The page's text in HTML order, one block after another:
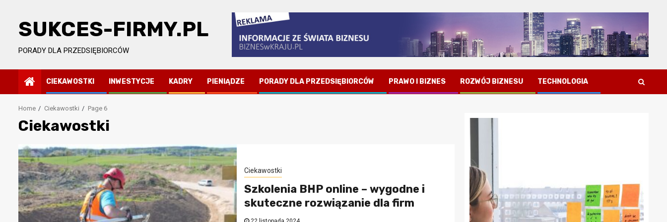
contentSUKCES-FIRMY.PL
PORADY DLA PRZEDSIĘBIORCÓW
CIEKAWOSTKI INWESTYCJE KADRY PIENIĄDZE PORADY DLA PRZEDSIĘBIORCÓW PRAWO I BIZNES ROZWÓJ BIZNESU TECHNOLOGIA
Home Ciekawostki Page 6
Ciekawostki
Ciekawostki
Szkolenia BHP online – wygodne i
skuteczne rozwiązanie dla firm
w
Porady dla przedsiębiorców
Jak zapewnić